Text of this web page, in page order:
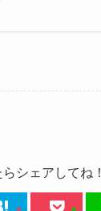
シェアしてね！